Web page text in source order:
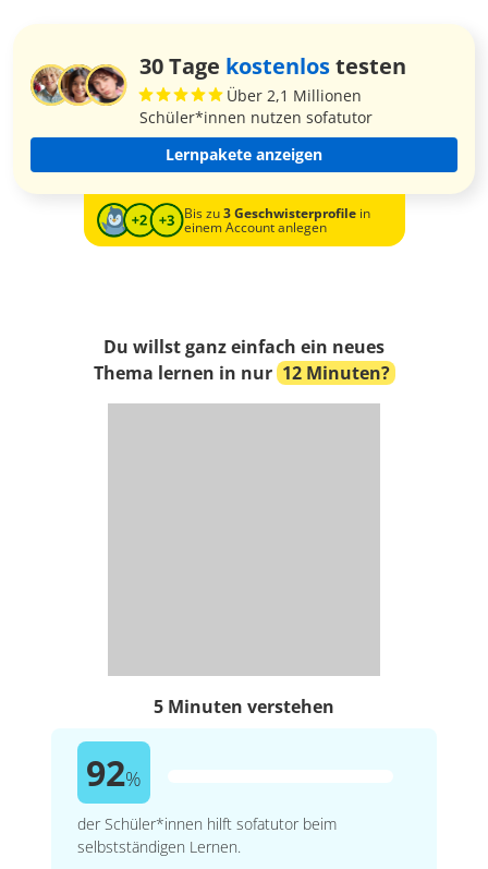
30 Tage kostenlostesten
Über 2,1 Millionen
Schüler*innen nutzen sofatutor
Lernpakete anzeigen
Bis zu3 Geschwisterprofilein
einem Account anlegen
Du willst ganz einfach ein neues
Thema lernen in nur 12 Minuten?
5 Minuten verstehen
92%
der Schüler*innen hilft sofatutor beim
selbstständigen Lernen.